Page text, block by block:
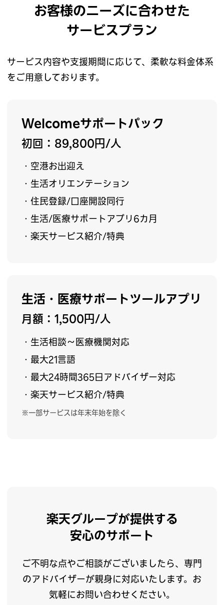
お客様のニーズに合わせた
サービスプラン
サービス内容や支援期間に応じて、柔軟な料金体系
をご用意しております。
Welcomeサポートパック
初回：89,800円/人
・空港お出迎え
・生活オリエンテーション
・住民登録/口座開設同行
・生活/医療サポートアプリ6カ月
・楽天サービス紹介/特典
生活・医療サポートツールアプリ
月額：1,500円/人
・生活相談〜医療機関対応
・最大21言語
・最大24時間365日アドバイザー対応
・楽天サービス紹介/特典
※一部サービスは年末年始を除く
楽天グループが提供する
安心のサポート
ご不明な点やご相談がございましたら、専門
のアドバイザーが親身に対応いたします。お
気軽にお問い合わせください。